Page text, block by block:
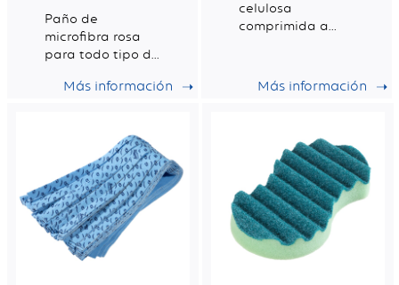
Paño de
microfibra rosa
para todo tipo de
húmedas o secas
Más información
celulosa
comprimida a
naturales
Más información